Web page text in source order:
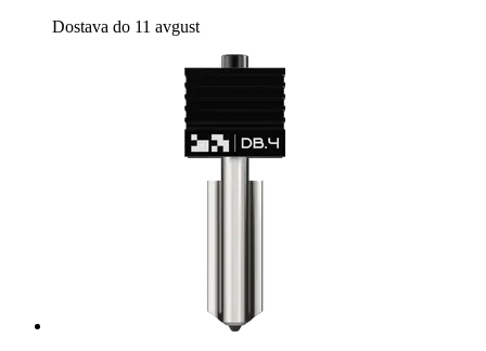
Dostava do 11 avgust